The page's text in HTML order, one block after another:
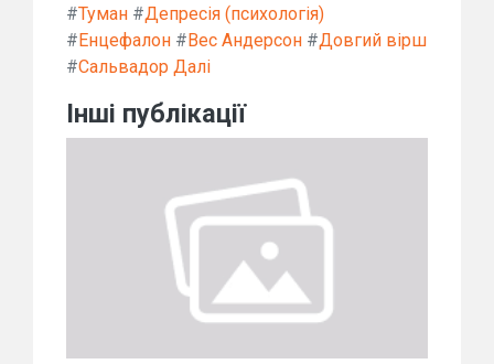
#Туман #Депресія (психологія)
# Енцефалон # Вес Андерсон #Довгий вірш
#Сальвадор Далі
Інші публікації